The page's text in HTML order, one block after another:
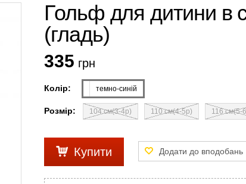
Гольф для дитини в
(гладь)
335 грн
Колір: темно-синій
Розмір: 104 см(3-4р) 110 см(4-5р) 116 см(5-
Купити